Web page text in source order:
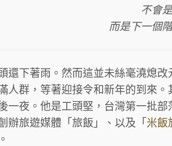
不會
而是下一個
還下著雨。然而這並未絲毫澆熄改
人群，等著迎接令和新年的到來。
一夜。他是工頭堅，台灣第一批部
辦旅遊媒體「旅飯」、以及「 米飯